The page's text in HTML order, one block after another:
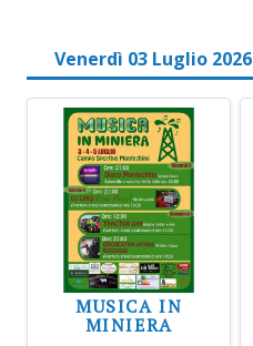
Venerdì 03 Luglio 2026
MUSICA IN
MINIERA